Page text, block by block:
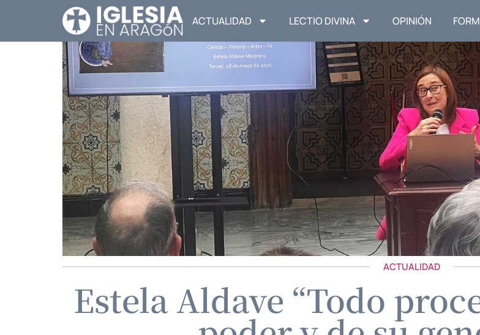
ACTUALIDAD LECTIO DIVINA OPINIÓN
ACTUALIDAD
Estela Aldave “Todo